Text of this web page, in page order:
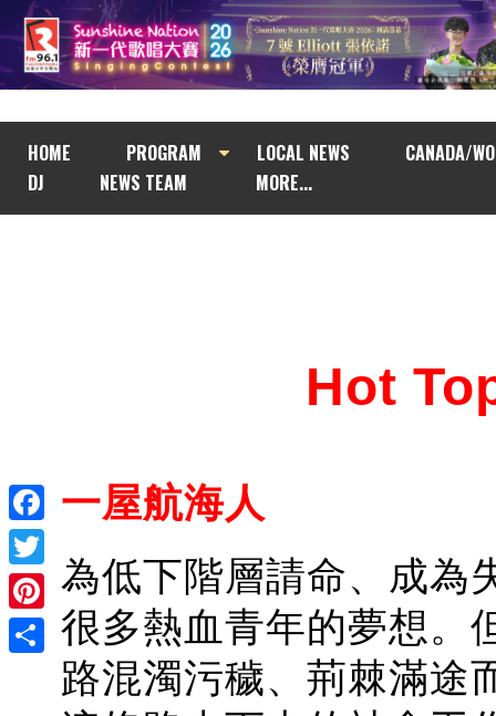
HOME PROGRAM LOCAL NEWS
CANADA/
DJ
NEWS TEAM MORE...
Facebook
Twitter
Pinterest
Hot
一屋航海人
為低下階層請命、成為
很多熱血青年的夢想。
路混濁污穢、荊棘滿途